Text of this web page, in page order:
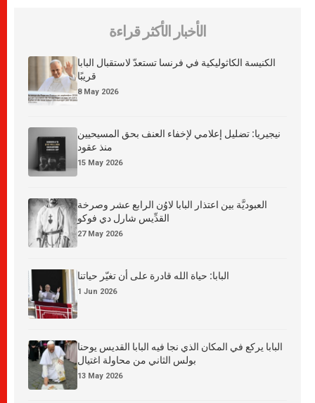
الأخبار الأكثر قراءة
الكنيسة الكاثوليكية في فرنسا تستعدّ لاستقبال البابا
قريبًا
8 May 2026
نيجيريا: تضليل إعلامي لإخفاء العنف بحق المسيحيين
منذ عقود
15 May 2026
العبوديَّة بين اعتذار البابا لاوُن الرابع عشر وصرخة
القدِّيس شارل دي فوكو
27 May 2026
البابا: حياة الله قادرة على أن تغيّر حياتنا
1 Jun 2026
البابا يركع في المكان الذي نجا فيه البابا القديس يوحنا
بولس الثاني من محاولة اغتيال
13 May 2026